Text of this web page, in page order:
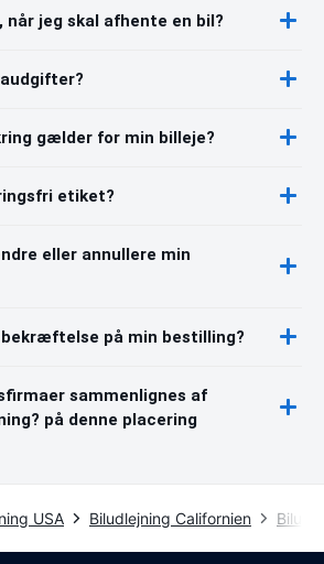
når jeg skal afhente en bil?
gælder for min billeje?
etiket?
eller annullere min
på min bestilling?
sammenlignes af
på denne placering
USA Biludlejning Californien